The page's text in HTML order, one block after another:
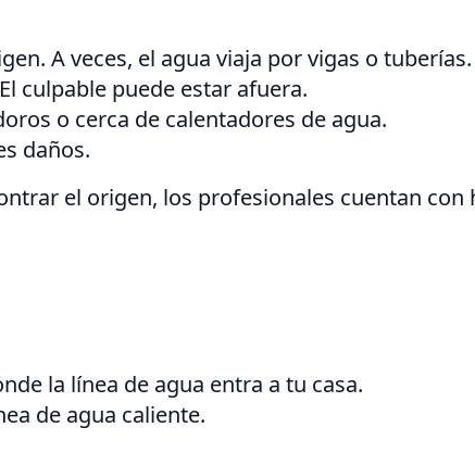
A veces, el agua viaja por vigas o tuberías.
culpable puede estar afuera.
o cerca de calentadores de agua.
daños.
el origen, los profesionales cuentan con
la línea de agua entra a tu casa.
de agua caliente.